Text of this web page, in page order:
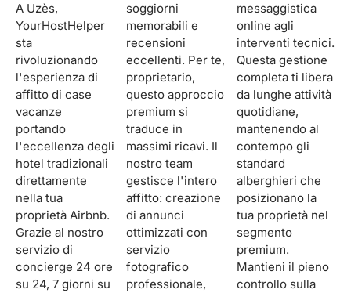
A Uzès,
YourHostHelper
sta
rivoluzionando
l'esperienza di
affitto di case
vacanze
portando
l'eccellenza degli
hotel tradizionali
direttamente
nella tua
proprietà Airbnb.
Grazie al nostro
servizio di
concierge 24 ore
su 24, 7 giorni su
soggiorni
memorabili e
recensioni
eccellenti. Per te,
proprietario,
questo approccio
premium si
traduce in
massimi ricavi. Il
nostro team
gestisce l'intero
affitto: creazione
di annunci
ottimizzati con
servizio
fotografico
professionale,
messaggistica
online agli
interventi tecnici.
Questa gestione
completa ti libera
da lunghe attività
quotidiane,
mantenendo al
contempo gli
standard
alberghieri che
posizionano la
tua proprietà nel
segmento
premium.
Mantieni il pieno
controllo sulla